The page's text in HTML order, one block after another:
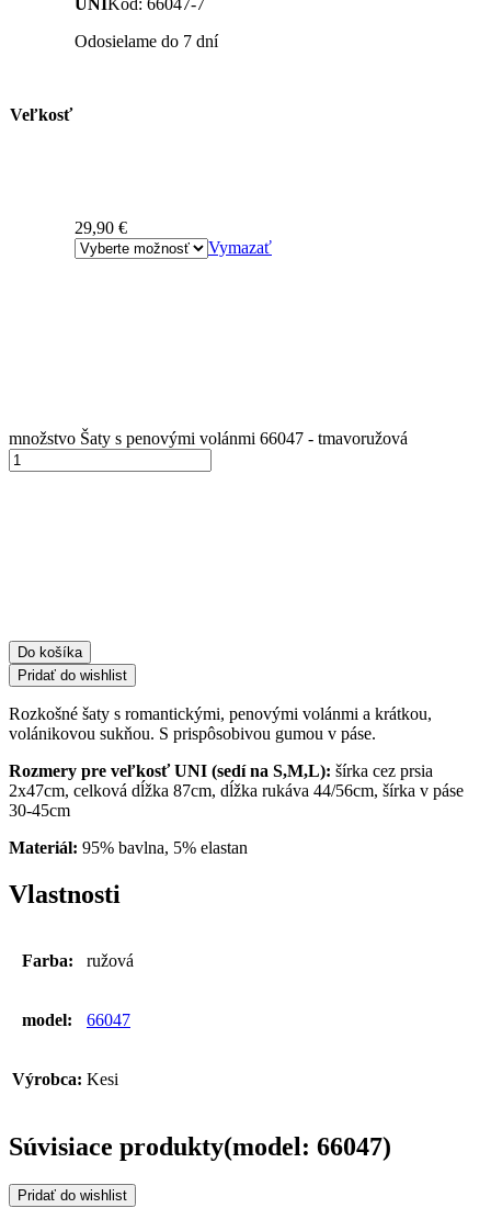
Veľkosť
Odosielame do 7 dní
29,90 €
Vymazať
množstvo Šaty s penovými volánmi 66047 - tmavoružová
Do košíka
Pridať do wishlist
Rozkošné šaty s romantickými, penovými volánmi a krátkou,
volánikovou sukňou. S prispôsobivou gumou v páse.
Rozmery pre veľkosť UNI (sedí na S,M,L): šírka cez prsia
2x47cm, celková dĺžka 87cm, dĺžka rukáva 44/56cm, šírka v páse
30-45cm
Materiál: 95% bavlna, 5% elastan
Vlastnosti
Farba: ružová
model: 66047
Výrobca: Kesi
Súvisiace produkty(model: 66047)
Pridať do wishlist